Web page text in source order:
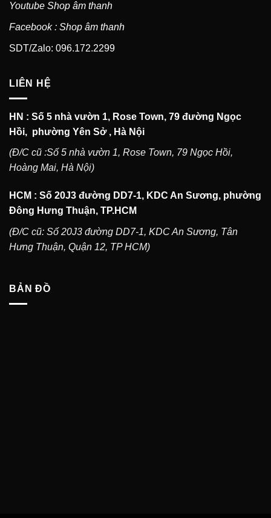
Youtube Shop âm thanh
Facebook : Shop âm thanh
SDT/Zalo: 096.172.2299
LIÊN HỆ
HN : Số 5 nhà vườn 1, Rose Town, 79 đường Ngọc
Hồi, phường Yên Sở , Hà Nội
(Đ/C cũ :Số 5 nhà vườn 1, Rose Town, 79 Ngọc Hồi,
Hoàng Mai, Hà Nội)
HCM : Số 20J3 đường DD7-1, KDC An Sương, phường
Đông Hưng Thuận, TP.HCM
(Đ/C cũ: Số 20J3 đường DD7-1, KDC An Sương, Tân
Hưng Thuận, Quận 12, TP HCM)
BẢN ĐỒ